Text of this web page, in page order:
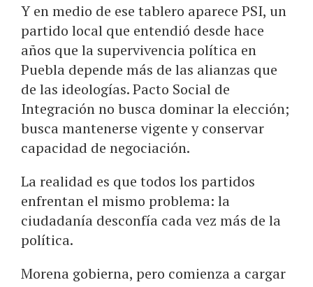
Y en medio de ese tablero aparece PSI, un
partido local que entendió desde hace
años que la supervivencia política en
Puebla depende más de las alianzas que
de las ideologías. Pacto Social de
Integración no busca dominar la elección;
busca mantenerse vigente y conservar
capacidad de negociación.
La realidad es que todos los partidos
enfrentan el mismo problema: la
ciudadanía desconfía cada vez más de la
política.
Morena gobierna, pero comienza a cargar